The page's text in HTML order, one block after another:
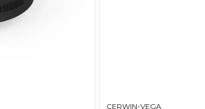
CERWIN-VEGA